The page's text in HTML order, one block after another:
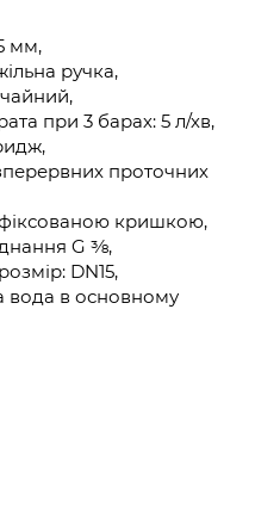
мм,
ручка,
при 3 барах: 5 л/хв,
проточних
кришкою,
G ⅜,
DN15,
вода в основному